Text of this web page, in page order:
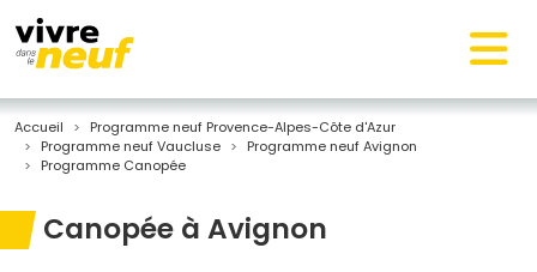
Accueil
Programme neuf Provence-Alpes-Côte d'Azur
Programme neuf Vaucluse
Programme neuf Avignon
Programme Canopée
Canopée à Avignon